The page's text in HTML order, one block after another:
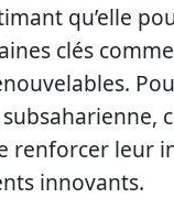
qu’elle
clés
renforcer leur
innovants.